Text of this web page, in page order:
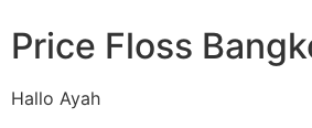
Price Floss
Hallo Ayah